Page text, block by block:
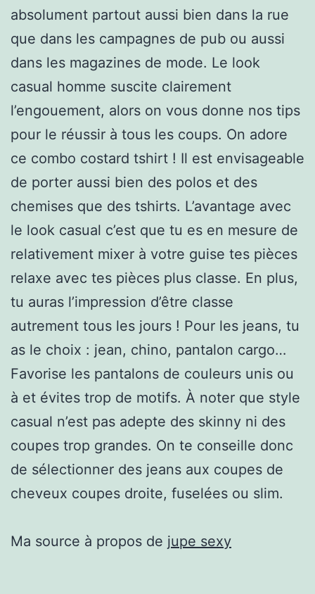
absolument partout aussi bien dans la rue
que dans les campagnes de pub ou aussi
dans les magazines de mode. Le look
casual homme suscite clairement
l’engouement, alors on vous donne nos tips
pour le réussir à tous les coups. On adore
ce combo costard tshirt ! Il est envisageable
de porter aussi bien des polos et des
chemises que des tshirts. L’avantage avec
le look casual c’est que tu es en mesure de
relativement mixer à votre guise tes pièces
relaxe avec tes pièces plus classe. En plus,
tu auras l’impression d’être classe
autrement tous les jours ! Pour les jeans, tu
as le choix : jean, chino, pantalon cargo…
Favorise les pantalons de couleurs unis ou
à et évites trop de motifs. À noter que style
casual n’est pas adepte des skinny ni des
coupes trop grandes. On te conseille donc
de sélectionner des jeans aux coupes de
cheveux coupes droite, fuselées ou slim.
Ma source à propos de jupe sexy